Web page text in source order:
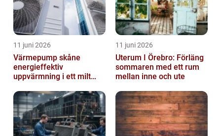
11 juni 2026
Värmepump skåne
energieffektiv
uppvärmning i ett milt
11 juni 2026
Uterum I Örebro: Förläng
sommaren med ett rum
mellan inne och ute